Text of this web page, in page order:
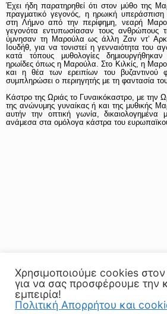
Έχει ήδη παρατηρηθεί ότι στον μύθο της
πραγματικό γεγονός, η ηρωική
στη Λήμνο από την περίφημη, νεαρή
γεγονότα εντυπωσίασαν τους ανθρώπους
ύμνησαν τη Μαρούλα ως άλλη Ζαν ντ’
Ιουδήθ, για να τονιστεί η γενναιότητα του
κατά τόπους μυθολογίες
ηρωίδες όπως η Μαρούλα. Στο Κιλκίς, η
και η θέα των ερειπίων του βυζαντινού
συμπληρώσει ο περιηγητής με τη φαντασία
Κάστρο της Ωριάς το Γυναικόκαστρο, με την
της ανώνυμης γυναίκας ή και της μυθικής
αυτήν την οπτική γωνία, δικαιολογημένα
ανάμεσα στα ομόλογα κάστρα του
Χρησιμοποιούμε cookies
για να σας προσφέρουμε την
εμπειρία!
Πολιτική Απορρήτου και